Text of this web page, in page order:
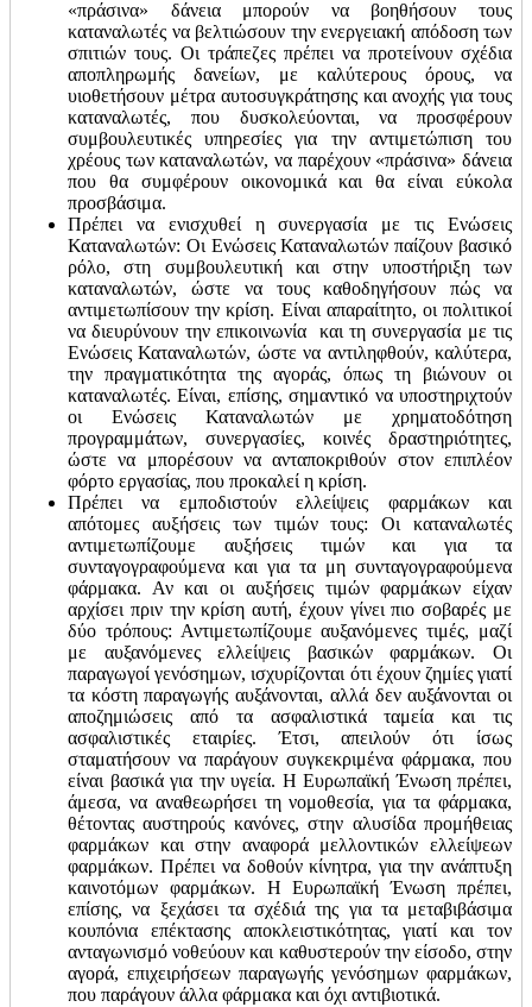
«πράσινα» δάνεια μπορούν να βοηθήσουν τους
καταναλωτές να βελτιώσουν την ενεργειακή απόδοση των
σπιτιών τους. Οι τράπεζες πρέπει να προτείνουν σχέδια
αποπληρωμής δανείων, με καλύτερους όρους, να
υιοθετήσουν μέτρα αυτοσυγκράτησης και ανοχής για τους
καταναλωτές, που δυσκολεύονται, να προσφέρουν
συμβουλευτικές υπηρεσίες για την αντιμετώπιση του
χρέους των καταναλωτών, να παρέχουν «πράσινα» δάνεια
που θα συμφέρουν οικονομικά και θα είναι εύκολα
προσβάσιμα.
Πρέπει να ενισχυθεί η συνεργασία με τις Ενώσεις
Καταναλωτών: Οι Ενώσεις Καταναλωτών παίζουν βασικό
ρόλο, στη συμβουλευτική και στην υποστήριξη των
καταναλωτών, ώστε να τους καθοδηγήσουν πώς να
αντιμετωπίσουν την κρίση. Είναι απαραίτητο, οι πολιτικοί
να διευρύνουν την επικοινωνία και τη συνεργασία με τις
Ενώσεις Καταναλωτών, ώστε να αντιληφθούν, καλύτερα,
την πραγματικότητα της αγοράς, όπως τη βιώνουν οι
καταναλωτές. Είναι, επίσης, σημαντικό να υποστηριχτούν
οι Ενώσεις Καταναλωτών με χρηματοδότηση
προγραμμάτων, συνεργασίες, κοινές δραστηριότητες,
ώστε να μπορέσουν να ανταποκριθούν στον επιπλέον
φόρτο εργασίας, που προκαλεί η κρίση.
Πρέπει να εμποδιστούν ελλείψεις φαρμάκων και
απότομες αυξήσεις των τιμών τους: Οι καταναλωτές
αντιμετωπίζουμε αυξήσεις τιμών και για τα
συνταγογραφούμενα και για τα μη συνταγογραφούμενα
φάρμακα. Αν και οι αυξήσεις τιμών φαρμάκων είχαν
αρχίσει πριν την κρίση αυτή, έχουν γίνει πιο σοβαρές με
δύο τρόπους: Αντιμετωπίζουμε αυξανόμενες τιμές, μαζί
με αυξανόμενες ελλείψεις βασικών φαρμάκων. Οι
παραγωγοί γενόσημων, ισχυρίζονται ότι έχουν ζημίες γιατί
τα κόστη παραγωγής αυξάνονται, αλλά δεν αυξάνονται οι
αποζημιώσεις από τα ασφαλιστικά ταμεία και τις
ασφαλιστικές εταιρίες. Έτσι, απειλούν ότι ίσως
σταματήσουν να παράγουν συγκεκριμένα φάρμακα, που
είναι βασικά για την υγεία. Η Ευρωπαϊκή Ένωση πρέπει,
άμεσα, να αναθεωρήσει τη νομοθεσία, για τα φάρμακα,
θέτοντας αυστηρούς κανόνες, στην αλυσίδα προμήθειας
φαρμάκων και στην αναφορά μελλοντικών ελλείψεων
φαρμάκων. Πρέπει να δοθούν κίνητρα, για την ανάπτυξη
καινοτόμων φαρμάκων. Η Ευρωπαϊκή Ένωση πρέπει,
επίσης, να ξεχάσει τα σχέδιά της για τα μεταβιβάσιμα
κουπόνια επέκτασης αποκλειστικότητας, γιατί και τον
ανταγωνισμό νοθεύουν και καθυστερούν την είσοδο, στην
αγορά, επιχειρήσεων παραγωγής γενόσημων φαρμάκων,
που παράγουν άλλα φάρμακα και όχι αντιβιοτικά.